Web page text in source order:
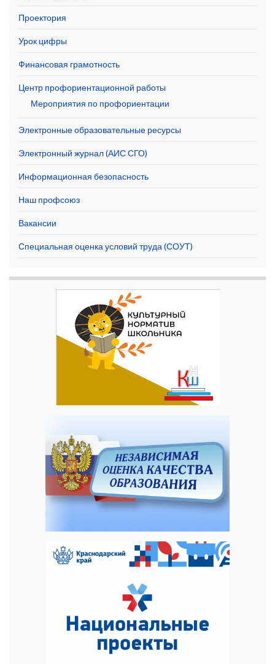
Проектория
Урок цифры
Финансовая грамотность
Центр профориентационной работы
Мероприятия по профориентации
Электронные образовательные ресурсы
Электронный журнал (АИС СГО)
Информационная безопасность
Наш профсоюз
Вакансии
Специальная оценка условий труда (СОУТ)